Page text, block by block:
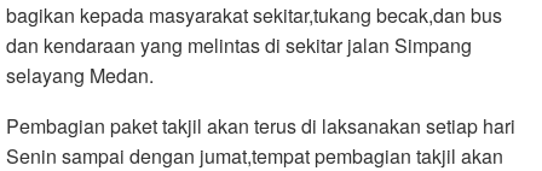
bagikan kepada masyarakat sekitar,tukang becak,dan bus
dan kendaraan yang melintas di sekitar jalan Simpang
selayang Medan.
Pembagian paket takjil akan terus di laksanakan setiap hari
Senin sampai dengan jumat,tempat pembagian takjil akan